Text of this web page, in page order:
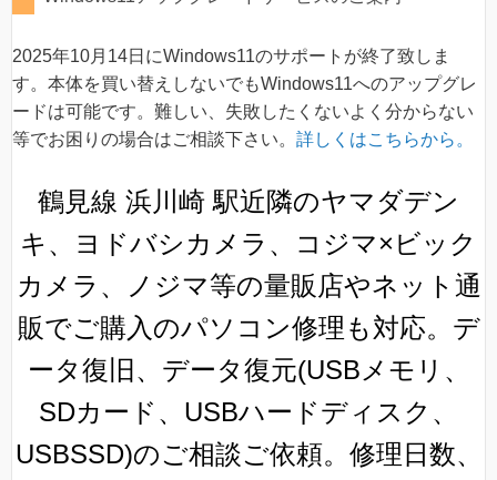
2025年10月14日にWindows11のサポートが終了致しま
す。本体を買い替えしないでもWindows11へのアップグレ
ードは可能です。難しい、失敗したくないよく分からない
等でお困りの場合はご相談下さい。 詳しくはこちらから。
鶴見線 浜川崎 駅近隣のヤマダデン
キ、ヨドバシカメラ、コジマ×ビック
カメラ、ノジマ等の量販店やネット通
販でご購入のパソコン修理も対応。デ
ータ復旧、データ復元(USBメモリ、
SDカード、USBハードディスク、
USBSSD)のご相談ご依頼。修理日数、